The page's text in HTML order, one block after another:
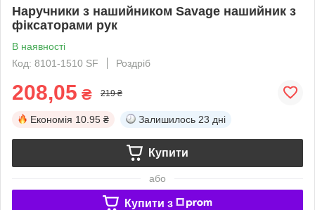
Наручники з нашийником Savage нашийник з
фіксаторами рук
В наявності
Код: 8101-1510 SF
Роздріб
208,05 ₴ 219 ₴
Економія 10.95 ₴ Залишилось 23 дні
Купити
або
Купити з